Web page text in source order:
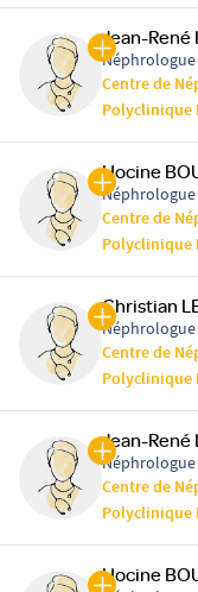
Jean-René
Néphrologue
Centre de
Polyclinique
Hocine
Néphrologue
Centre de
Polyclinique
Christian
Néphrologue
Centre de
Polyclinique
Jean-René
Néphrologue
Centre de
Polyclinique
Hocine